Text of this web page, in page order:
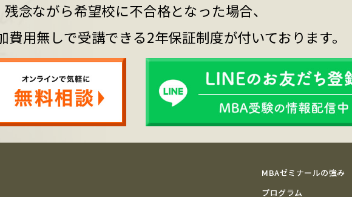
残念ながら希望校に不合格となった場合、
費用無しで受講できる2年保証制度が付いております。
MBAゼミナールの強み
プログラム